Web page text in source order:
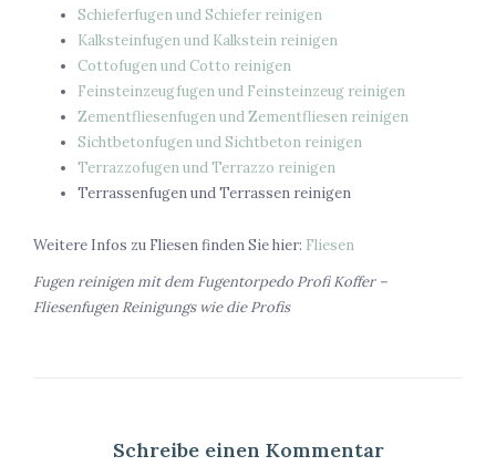
Schieferfugen und Schiefer reinigen
Kalksteinfugen und Kalkstein reinigen
Cottofugen und Cotto reinigen
Feinsteinzeugfugen und Feinsteinzeug reinigen
Zementfliesenfugen und Zementfliesen reinigen
Sichtbetonfugen und Sichtbeton reinigen
Terrazzofugen und Terrazzo reinigen
Terrassenfugen und Terrassen reinigen
Weitere Infos zu Fliesen finden Sie hier: Fliesen
Fugen reinigen mit dem Fugentorpedo Profi Koffer –
Fliesenfugen Reinigungs wie die Profis
Schreibe einen Kommentar